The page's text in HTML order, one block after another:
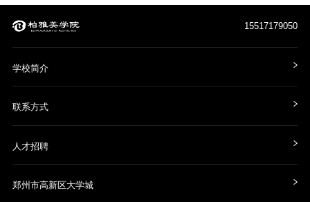
15517179050
学校简介
联系方式
人才招聘
郑州市高新区大学城